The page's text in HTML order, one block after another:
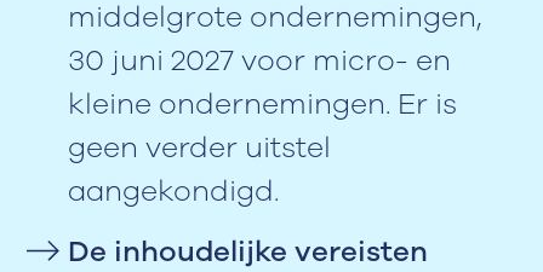
middelgrote ondernemingen,
30 juni 2027 voor micro- en
kleine ondernemingen. Er is
geen verder uitstel
aangekondigd.
De inhoudelijke vereisten